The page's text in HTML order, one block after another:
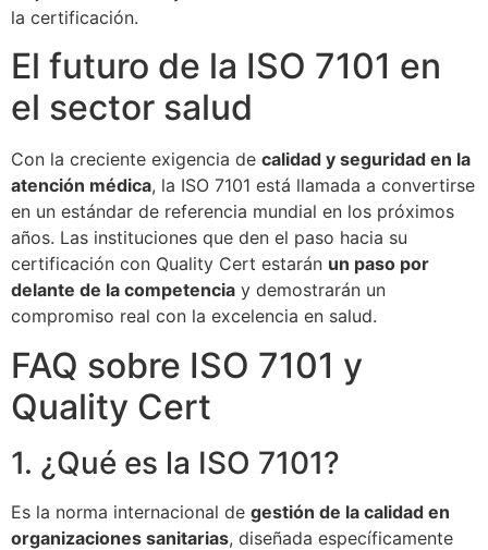
la certificación.
El futuro de la ISO 7101 en
el sector salud
Con la creciente exigencia de calidad y seguridad en la
atención médica, la ISO 7101 está llamada a convertirse
en un estándar de referencia mundial en los próximos
años. Las instituciones que den el paso hacia su
certificación con Quality Cert estarán un paso por
delante de la competencia y demostrarán un
compromiso real con la excelencia en salud.
FAQ sobre ISO 7101 y
Quality Cert
1. ¿Qué es la ISO 7101?
Es la norma internacional de gestión de la calidad en
organizaciones sanitarias, diseñada específicamente